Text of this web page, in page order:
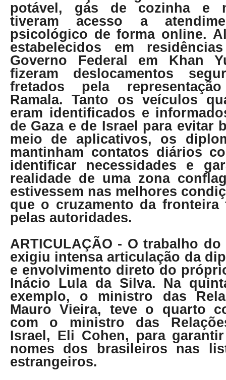
potável, gás de cozinha e
tiveram acesso a
psicológico de forma online.
estabelecidos em
Governo Federal em Khan
fizeram deslocamentos
fretados pela
Ramala. Tanto os veículos
eram identificados e
de Gaza e de Israel para evitar
meio de aplicativos, os
mantinham contatos diários
identificar necessidades e
realidade de uma zona
estivessem nas melhores
que o cruzamento da fronteira
pelas autoridades.
ARTICULAÇÃO - O trabalho do
exigiu intensa articulação da
e envolvimento direto do
Inácio Lula da Silva. Na
exemplo, o ministro das
Mauro Vieira, teve o quarto
com o ministro das
Israel, Eli Cohen, para
nomes dos brasileiros nas
estrangeiros.